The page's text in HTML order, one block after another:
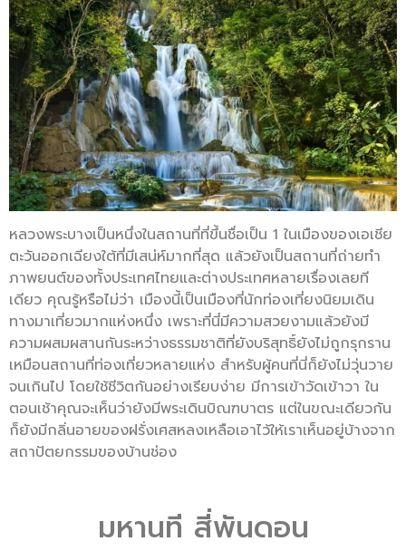
หลวงพระบางเป็นหนึ่งในสถานที่ที่ขึ้นชื่อเป็น 1 ในเมืองของเอเชีย
ตะวันออกเฉียงใต้ที่มีเสน่ห์มากที่สุด แล้วยังเป็นสถานที่ถ่ายทำ
ภาพยนต์ของทั้งประเทศไทยและต่างประเทศหลายเรื่องเลยที
เดียว คุณรู้หรือไม่ว่า เมืองนี้เป็นเมืองที่นักท่องเที่ยงนิยมเดิน
ทางมาเที่ยวมากแห่งหนึ่ง เพราะที่นี่มีความสวยงามแล้วยังมี
ความผสมผสานกันระหว่างธรรมชาติที่ยังบริสุทธิ์ยังไม่ถูกรุกราน
เหมือนสถานที่ท่องเที่ยวหลายแห่ง สำหรับผู้คนที่นี่ก็ยังไม่วุ่นวาย
จนเกินไป โดยใช้ชีวิตกันอย่างเรียบง่าย มีการเข้าวัดเข้าวา ใน
ตอนเช้าคุณจะเห็นว่ายังมีพระเดินบิณฑบาตร แต่ในขณะเดียวกัน
ก็ยังมีกลิ่นอายของฝรั่งเศสหลงเหลือเอาไว้ให้เราเห็นอยู่บ้างจาก
สถาปัตยกรรมของบ้านช่อง
มหานที สี่พันดอน